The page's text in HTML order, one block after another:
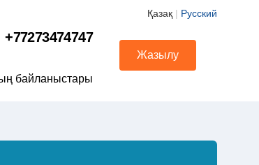
Қазақ | Русский
+77273474747
байланыстары
Жазылу